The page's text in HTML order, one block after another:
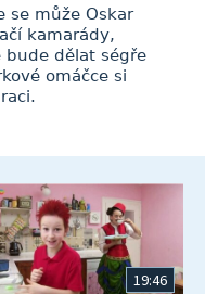
se může Oskar
kamarády,
bude dělat ségře
omáčce si
19:46